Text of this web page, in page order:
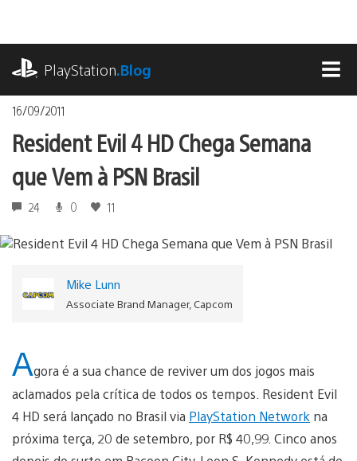
o
conteúdoPlayStation.Blog
16/09/2011
Resident Evil 4 HD Chega Semana
que Vem à PSN Brasil
24 0 11
Mike Lunn
Associate Brand Manager, Capcom
Agora é a sua chance de reviver um dos jogos mais
aclamados pela crítica de todos os tempos. Resident Evil
4 HD será lançado no Brasil via PlayStation Network na
próxima terça, 20 de setembro, por R$ 40,99. Cinco anos